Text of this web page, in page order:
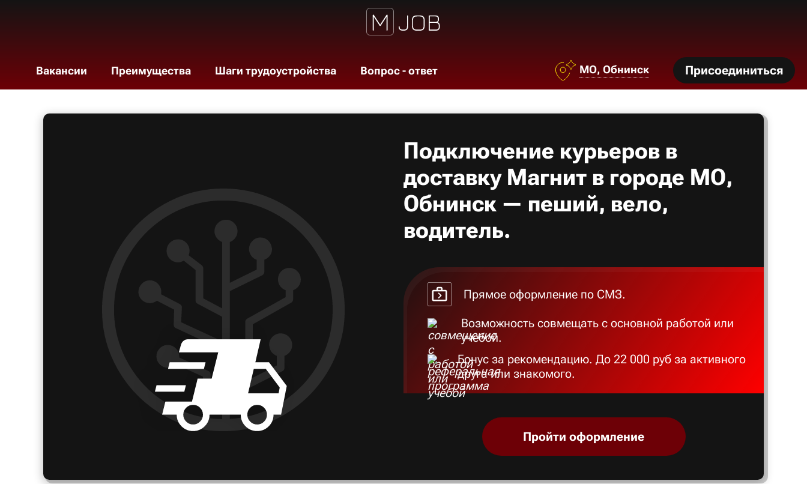
Вакансии Преимущества Шаги трудоустройства Вопрос - ответ МО, Обнинск Присоединиться
Подключение курьеров в
доставку Магнит в городе МО,
Обнинск — пеший, вело,
водитель.
Прямое оформление по СМЗ.
Возможность совмещать с основной работой или
учебой.
Бонус за рекомендацию. До 22 000 руб за активного
друга или знакомого.
Пройти оформление